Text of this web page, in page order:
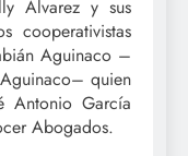
Álvarez y sus
cooperativistas
Aguinaco –
quien
Antonio García
Abogados.